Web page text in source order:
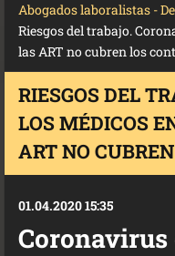
Abogados laboralistas -
Riesgos del trabajo.
las ART no cubren los
RIESGOS DEL
LOS MÉDICOS
ART NO
01.04.2020 15:35